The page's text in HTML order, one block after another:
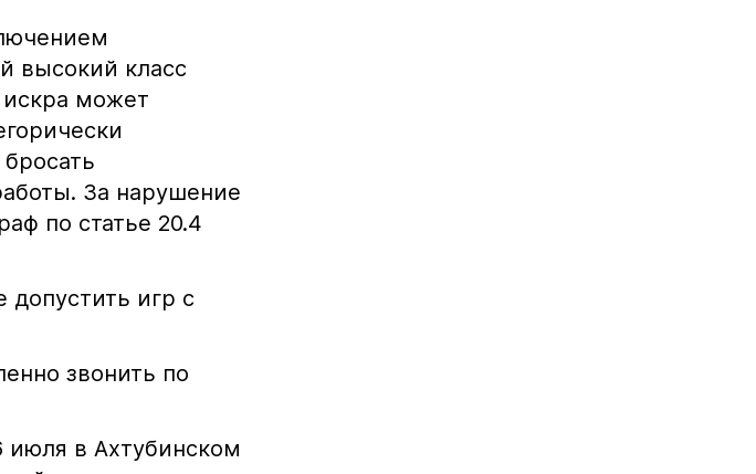
высокий класс
искра может
За нарушение
по статье 20.4
допустить игр с
звонить по
июля в Ахтубинском